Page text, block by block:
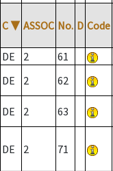
C ▼ ASSOC No. D Code
DE 2 61
DE
2 62
DE 2 63
DE 2 71